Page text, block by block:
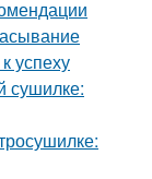
успеху
сушилке: